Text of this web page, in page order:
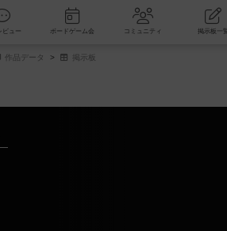
新着レビュー ボードゲーム会 コミュニティ
作品データ 掲示板